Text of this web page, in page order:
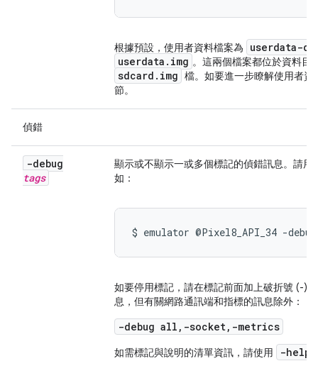
根據預設，使用者資料檔案為
userdata-
userdata.img 。這兩個檔案都位於資料目
sdcard.img 檔。如要進一步瞭解使用者資
節。
偵錯
-debug
tags
顯示或不顯示一或多個標記的偵錯訊息。請
如：
$ emulator @Pixel8_API_34 -
如要停用標記，請在標記前面加上破折號 (-)
息，但有關網路通訊端和指標的訊息除外：
-debug all,-socket,-metrics
如需標記與說明的清單資訊，請使用 -help-